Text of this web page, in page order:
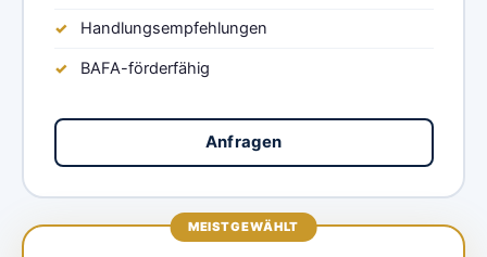
Handlungsempfehlungen
BAFA-förderfähig
Anfragen
MEISTGEWÄHLT